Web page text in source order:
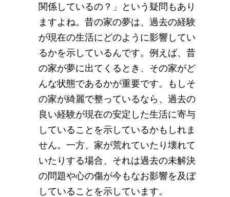
関係しているの？」という疑問もあり
ますよね。昔の家の夢は、過去の経験
が現在の生活にどのように影響してい
るかを示しているんです。例えば、昔
の家が夢に出てくるとき、その家がど
んな状態であるかが重要です。もしそ
の家が綺麗で整っているなら、過去の
良い経験が現在の安定した生活に寄与
していることを示しているかもしれま
せん。一方、家が荒れていたり壊れて
いたりする場合、それは過去の未解決
の問題や心の傷が今もなお影響を及ぼ
していることを示しています。